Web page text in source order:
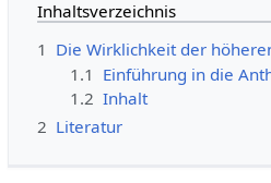
Inhaltsverzeichnis
1 Die Wirklichkeit der
1.1 Einführung in die
1.2 Inhalt
2 Literatur